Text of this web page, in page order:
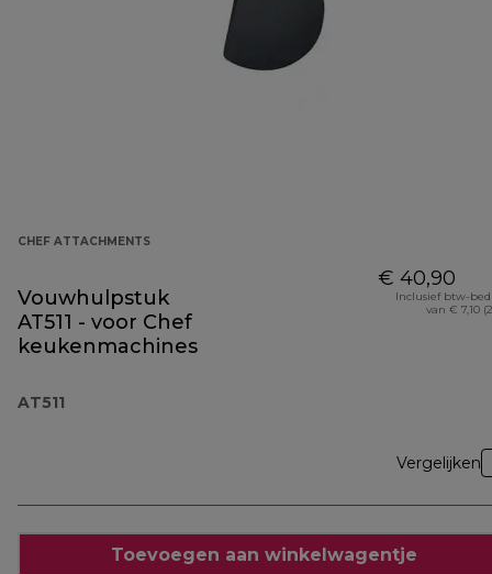
CHEF ATTACHMENTS
Vouwhulpstuk
AT511 - voor Chef
keukenmachines
AT511
€ 40,90
Inclusief btw-
van € 7,10
Vergelijken
Toevoegen aan winkelwagentje